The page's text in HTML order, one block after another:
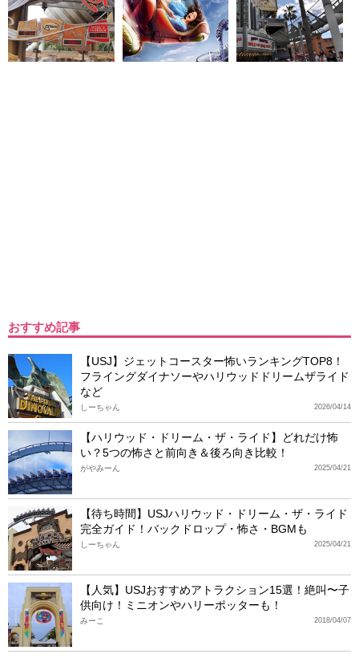
おすすめ記事
【USJ】ジェットコースター怖いランキングTOP8！
フライングダイナソーやハリウッドドリームザライド
など
2026/04/14
しーちゃん
【ハリウッド・ドリーム・ザ・ライド】どれだけ怖
い？5つの怖さと前向き＆後ろ向き比較！
2025/04/21
がやみーん
【待ち時間】USJハリウッド・ドリーム・ザ・ライド
完全ガイド！バックドロップ・怖さ・BGMも
2025/04/21
しーちゃん
【人気】USJおすすめアトラクション15選！絶叫〜子
供向け！ミニオンやハリーポッターも！
2018/04/07
みーこ